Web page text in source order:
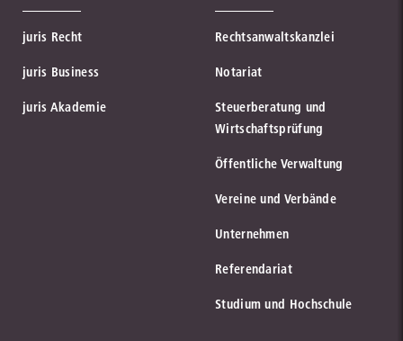
juris Recht
juris Business
juris Akademie
Rechtsanwaltskanzlei
Notariat
Steuerberatung und
Wirtschaftsprüfung
Öffentliche Verwaltung
Vereine und Verbände
Unternehmen
Referendariat
Studium und Hochschule